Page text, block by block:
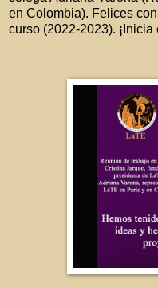
en Colombia). Felices
curso (2022-2023). ¡Inicia